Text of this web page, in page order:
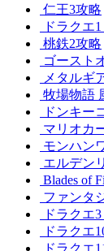
仁王3攻略
ドラクエ
桃鉄2攻略
ゴースト
メタルギ
牧場物語
ドンキー
マリオカ
モンハン
エルデン
Blades of
ファンタ
ドラクエ
ドラクエ
ドラクエ